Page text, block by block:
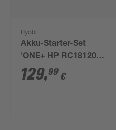
Ryobi
Akku-Starter-Set
'ONE+ HP RC18120-
150X' 18 V 5,0 Ah mit
Akku und Ladegerät
129,99 €